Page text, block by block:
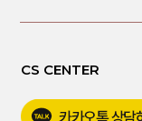
CS CENTER